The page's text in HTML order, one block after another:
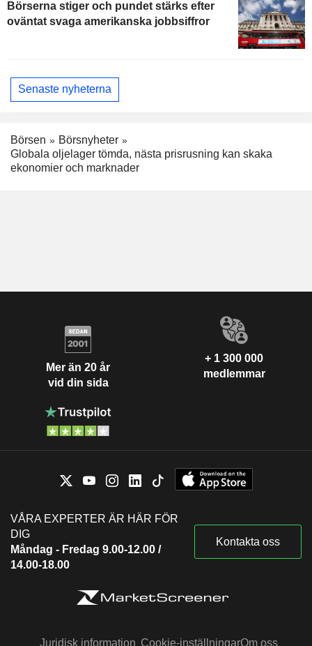
Börserna stiger och pundet stärks efter
oväntat svaga amerikanska jobbsiffror
Senaste nyheterna
Börsen
Börsnyheter
Globala oljelager tömda, nästa prisrusning kan skaka
ekonomier och marknader
Mer än 20 år
vid din sida
+ 1 300 000
medlemmar
VÅRA EXPERTER ÄR HÄR FÖR
DIG
Måndag - Fredag 9.00-12.00 /
14.00-18.00
Kontakta oss
Juridisk information Cookie-inställningarOm oss